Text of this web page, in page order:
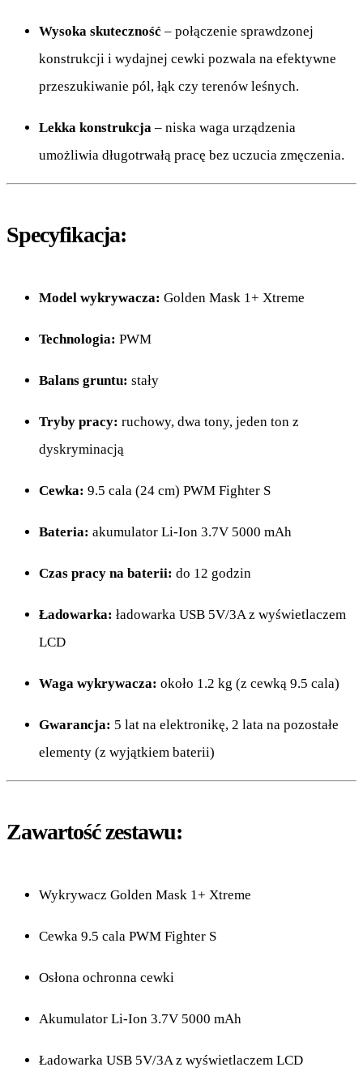
Wysoka skuteczność – połączenie sprawdzonej
konstrukcji i wydajnej cewki pozwala na efektywne
przeszukiwanie pól, łąk czy terenów leśnych.
Lekka konstrukcja – niska waga urządzenia
umożliwia długotrwałą pracę bez uczucia zmęczenia.
Specyfikacja:
Model wykrywacza: Golden Mask 1+ Xtreme
Technologia: PWM
Balans gruntu: stały
Tryby pracy: ruchowy, dwa tony, jeden ton z
dyskryminacją
Cewka: 9.5 cala (24 cm) PWM Fighter S
Bateria: akumulator Li-Ion 3.7V 5000 mAh
Czas pracy na baterii: do 12 godzin
Ładowarka: ładowarka USB 5V/3A z wyświetlaczem
LCD
Waga wykrywacza: około 1.2 kg (z cewką 9.5 cala)
Gwarancja: 5 lat na elektronikę, 2 lata na pozostałe
elementy (z wyjątkiem baterii)
Zawartość zestawu:
Wykrywacz Golden Mask 1+ Xtreme
Cewka 9.5 cala PWM Fighter S
Osłona ochronna cewki
Akumulator Li-Ion 3.7V 5000 mAh
Ładowarka USB 5V/3A z wyświetlaczem LCD